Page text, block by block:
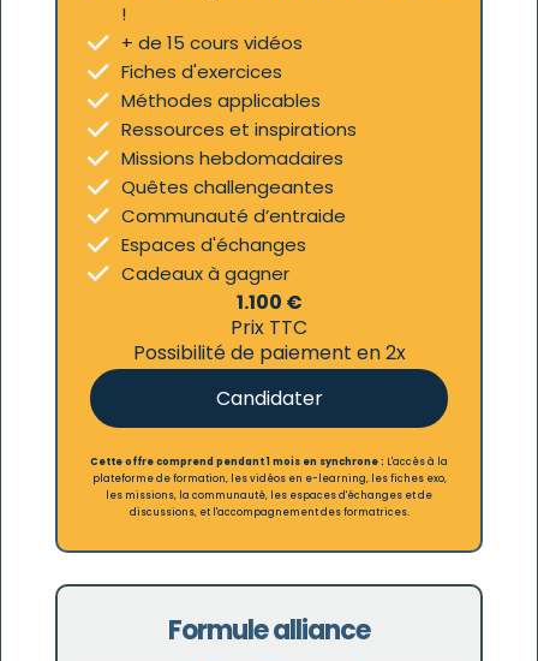
!
+ de 15 cours vidéos
Fiches d'exercices
Méthodes applicables
Ressources et inspirations
Missions hebdomadaires
Quêtes challengeantes
Communauté d’entraide
Espaces d'échanges
Cadeaux à gagner
1.100 €
Prix TTC
Possibilité de paiement en 2x
Candidater
Cette offre comprend pendant 1 mois en synchrone : L'accès à la
plateforme de formation, les vidéos en e-learning, les fiches exo,
les missions, la communauté, les espaces d'échanges et de
discussions, et l'accompagnement des formatrices.
Formule alliance